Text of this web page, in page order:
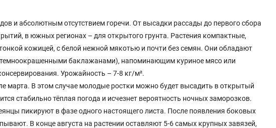
и абсолютным отсутствием горечи. От высадки рассады до первого сбора
в южных регионах – для открытого грунта. Растения компактные,
кожицей, с белой нежной мякотью и почти без семян. Они обладают
баклажанами), напоминающим куриное мясо или
Урожайность – 7-8 кг/м².
марта. В этом случае молодые ростки можно будет высадить в открытый
стабильно тёплая погода и исчезнет вероятность ночных заморозков.
пикируют в фазе одного настоящего листа. После появления боковых
В конце августа на растении оставляют 5-6 самых крупных завязей,